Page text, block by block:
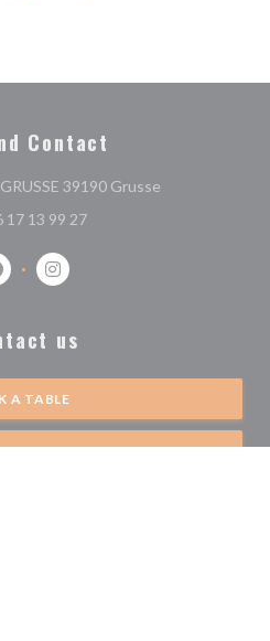
Contact
39190 Grusse((opens in a
17 13 99 27
((opens in a new window))
Instagram ((opens in a new
us
A TABLE
CARDS